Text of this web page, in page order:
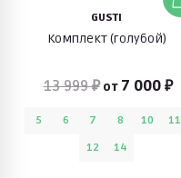
GUSTI
Комплект (голубой)
13 999 ₽ от 7 000 ₽
5 6 7 8 10
11
12
14